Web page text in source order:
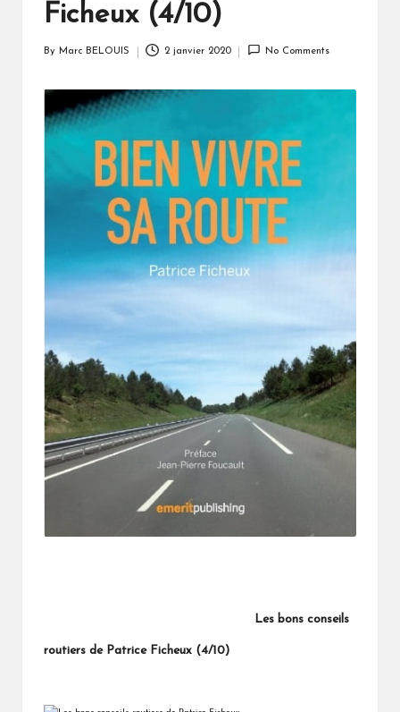
Ficheux (4/10)
By Marc BELOUIS 2 janvier 2020 No Comments
Les bons conseils
routiers de Patrice Ficheux (4/10)